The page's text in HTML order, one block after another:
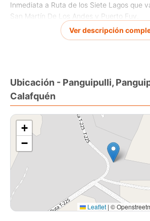
Inmediata a Ruta de los Siete Lagos que
San Martín De Los Andes y Puerto Fuy.
Ideal para el descanso y la desconexión.
Ver descripción
Ubicación - Panguipulli,
Calafquén
+
−
Leaflet | ©